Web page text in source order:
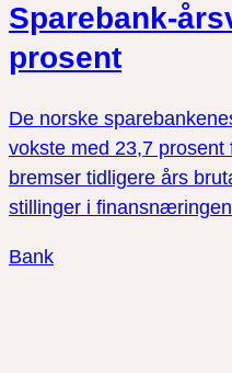
Sparebank-
prosent
De norske
vokste med 23,7
bremser tidligere års
stillinger i
Bank